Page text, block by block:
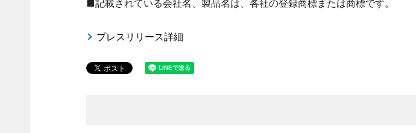
■記載されている会社名、製品名は、各社の登録商標または商標です。
プレスリリース詳細